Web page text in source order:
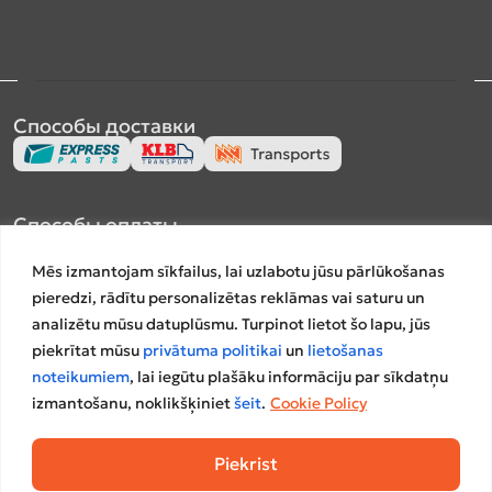
Mēs izmantojam sīkfailus, lai uzlabotu jūsu pārlūkošanas
pieredzi, rādītu personalizētas reklāmas vai saturu un
analizētu mūsu datuplūsmu. Turpinot lietot šo lapu, jūs
piekrītat mūsu privātuma politikai un lietošanas
noteikumiem, lai iegūtu plašāku informāciju par sīkdatņu
izmantošanu, noklikšķinietšeit. Cookie Policy
Piekrist
Способы доставки
Способы оплаты
Платформы сравнения